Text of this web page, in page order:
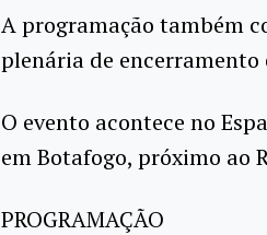
A programação também
plenária de
O evento acontece no
em Botafogo, próximo ao
PROGRAMAÇÃO